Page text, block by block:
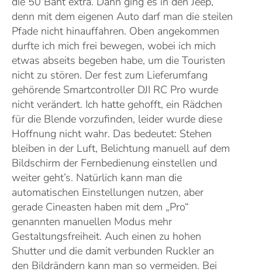
denn mit dem eigenen Auto darf man die steilen
Pfade nicht hinauffahren. Oben angekommen
durfte ich mich frei bewegen, wobei ich mich
etwas abseits begeben habe, um die Touristen
nicht zu stören. Der fest zum Lieferumfang
gehörende Smartcontroller DJI RC Pro wurde
nicht verändert. Ich hatte gehofft, ein Rädchen
für die Blende vorzufinden, leider wurde diese
Hoffnung nicht wahr. Das bedeutet: Stehen
bleiben in der Luft, Belichtung manuell auf dem
Bildschirm der Fernbedienung einstellen und
weiter geht’s. Natürlich kann man die
automatischen Einstellungen nutzen, aber
gerade Cineasten haben mit dem „Pro“
genannten manuellen Modus mehr
Gestaltungsfreiheit. Auch einen zu hohen
Shutter und die damit verbunden Ruckler an
den Bildrändern kann man so vermeiden. Bei